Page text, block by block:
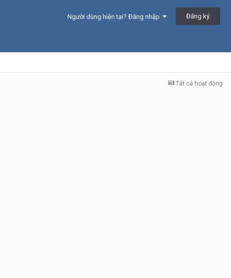
Người dùng hiện tại? Đăng nhập Đăng ký
Tất cả hoạt động